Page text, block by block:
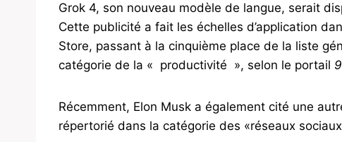
Grok 4, son nouveau modèle de langue, serait
Cette publicité a fait les échelles d’application
Store, passant à la cinquième place de la liste
catégorie de la « productivité », selon le portail
Récemment, Elon Musk a également cité une
répertorié dans la catégorie des «réseaux